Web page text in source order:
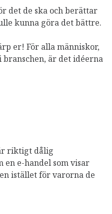
det de ska och berättar
kunna göra det bättre.
er! För alla människor,
är det idéerna
riktigt dålig
en e-handel som visar
istället för varorna de